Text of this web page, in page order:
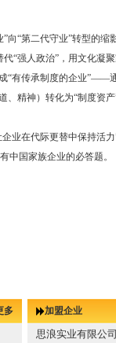
“第二代守业”转型的缩
“强人政治”，用文化凝
“有传承制度的企业”——
、精神）转化为“制度资
业在代际更替中保持活
国家族企业的必答题。
多 加盟企业
思浪实业有限公